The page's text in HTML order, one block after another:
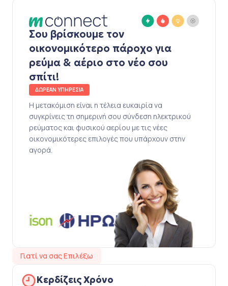
Σου βρίσκουμε τον
οικονομικότερο πάροχο για
ρεύμα & αέριο στο νέο σου
σπίτι!
ΔΩΡΕΑΝ ΥΠΗΡΕΣΙΑ
Η μετακόμιση είναι η τέλεια ευκαιρία να
συγκρίνεις τη σημερινή σου σύνδεση ηλεκτρικού
ρεύματος και φυσικού αερίου με τις νέες
οικονομικότερες επιλογές που υπάρχουν στην
αγορά.
Γιατί να σας Επιλέξω
Κερδίζεις Χρόνο